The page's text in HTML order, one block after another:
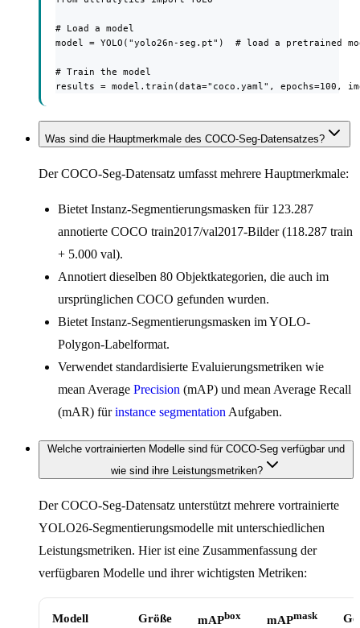
# Load a model
model = YOLO("yolo26n-seg.pt")  # load a pretrained
# Train the model
results = model.train(data="coco.yaml", epochs=100,
Was sind die Hauptmerkmale des COCO-Seg-Datensatzes?
Der COCO-Seg-Datensatz umfasst mehrere Hauptmerkmale:
Bietet Instanz-Segmentierungsmasken für 123.287
annotierte COCO train2017/val2017-Bilder (118.287 train
+ 5.000 val).
Annotiert dieselben 80 Objektkategorien, die auch im
ursprünglichen COCO gefunden wurden.
Bietet Instanz-Segmentierungsmasken im YOLO-
Polygon-Labelformat.
Verwendet standardisierte Evaluierungsmetriken wie
mean Average Precision (mAP) und mean Average Recall
(mAR) fürinstance segmentation Aufgaben.
Welche vortrainierten Modelle sind für COCO-Seg verfügbar und
wie sind ihre Leistungsmetriken?
Der COCO-Seg-Datensatz unterstützt mehrere vortrainierte
YOLO26-Segmentierungsmodelle mit unterschiedlichen
Leistungsmetriken. Hier ist eine Zusammenfassung der
verfügbaren Modelle und ihrer wichtigsten Metriken:
Modell Größe mAPbox
mAPmask